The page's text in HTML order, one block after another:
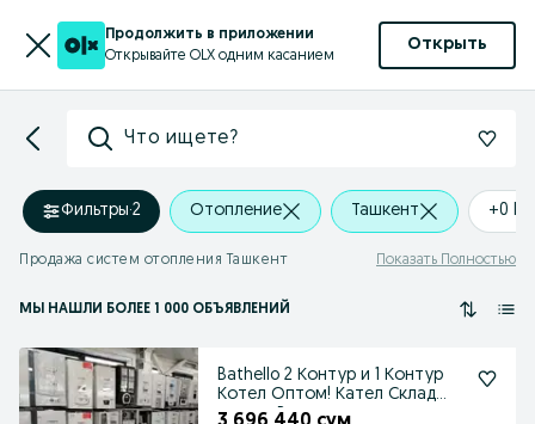
Продолжить в приложении
Открывайте OLX одним касанием
Открыть
Что ищете?
Фильтры·2 Отопление Ташкент +0
Продажа систем отопления Ташкент Показать Полностью
МЫ НАШЛИ БОЛЕЕ 1 000 ОБЪЯВЛЕНИЙ
Bathello 2 Контур и 1 Контур
Котел Оптом! Кател Склад
первых Рук